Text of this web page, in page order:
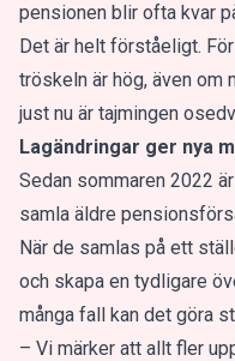
pensionen blir ofta kvar
Det är helt förståeligt.
tröskeln är hög, även om
just nu är tajmingen
Lagändringar ger nya
Sedan sommaren 2022
samla äldre
När de samlas på ett
och skapa en tydligare
många fall kan det göra
– Vi märker att allt fler